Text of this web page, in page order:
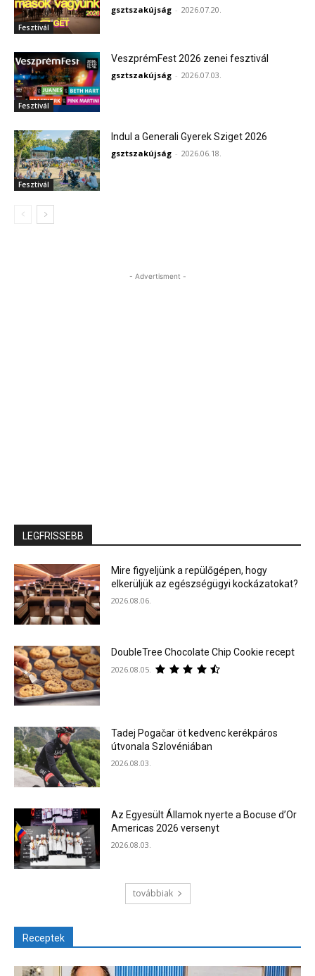
Fesztivál
gsztszakújság - 2026.07.20.
Fesztivál
VeszprémFest 2026 zenei fesztivál
gsztszakújság - 2026.07.03.
Fesztivál
Indul a Generali Gyerek Sziget 2026
gsztszakújság - 2026.06.18.
- Advertisment -
LEGFRISSEBB
Mire figyeljünk a repülőgépen, hogy
elkerüljük az egészségügyi kockázatokat?
2026.08.06.
DoubleTree Chocolate Chip Cookie recept
2026.08.05.
Tadej Pogačar öt kedvenc kerékpáros
útvonala Szlovéniában
2026.08.03.
Az Egyesült Államok nyerte a Bocuse d’Or
Americas 2026 versenyt
2026.08.03.
továbbiak
Receptek